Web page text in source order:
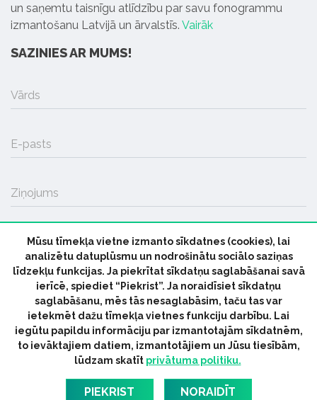
un saņemtu taisnīgu atlīdzību par savu fonogrammu
izmantošanu Latvijā un ārvalstīs. Vairāk
SAZINIES AR MUMS!
Vārds
E-pasts
Ziņojums
SŪTĪT
© 2026 parmuziku.lv, visas tiesības paturētas
ParMuziku.lv Mūzikas Ziņas
Industrijas Ziņas
Industrijas ABC
Mūzika Biznesam
Latvijas oficiālais
dziesmu TOPS
RIGaLIVE
Mūsu tīmekļa vietne izmanto sīkdatnes (cookies), lai
analizētu datuplūsmu un nodrošinātu sociālo saziņas
līdzekļu funkcijas. Ja piekrītat sīkdatņu saglabāšanai savā
ierīcē, spiediet “Piekrist”. Ja noraidīsiet sīkdatņu
saglabāšanu, mēs tās nesaglabāsim, taču tas var
ietekmēt dažu tīmekļa vietnes funkciju darbību. Lai
iegūtu papildu informāciju par izmantotajām sīkdatnēm,
to ievāktajiem datiem, izmantotājiem un Jūsu tiesībām,
lūdzam skatīt privātuma politiku.
PIEKRIST NORAIDĪT